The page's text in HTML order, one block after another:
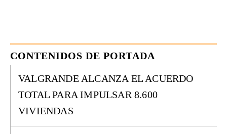
CONTENIDOS DE PORTADA
VALGRANDE ALCANZA EL ACUERDO
TOTAL PARA IMPULSAR 8.600
VIVIENDAS